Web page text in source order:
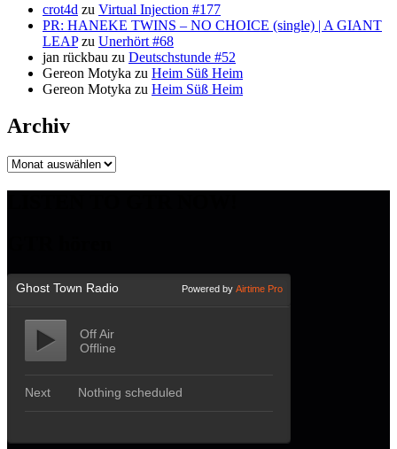
crot4d zu Virtual Injection #177
PR: HANEKE TWINS – NO CHOICE (single) | A GIANT
LEAPzu Unerhört #68
jan rückbau zu Deutschstunde #52
Gereon Motyka zu Heim Süß Heim
Gereon Motyka zu Heim Süß Heim
Archiv
Archiv